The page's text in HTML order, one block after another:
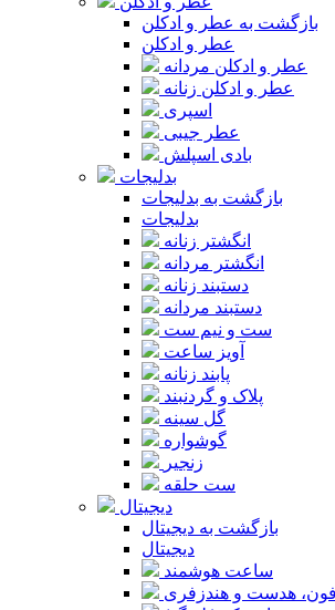
بازگشت به عطر و ادکلن
عطر و ادکلن
عطر و ادکلن مردانه
عطر و ادکلن زنانه
اسپری
عطر جیبی
بادی اسپلش
بدلیجات
بازگشت به بدلیجات
بدلیجات
انگشتر زنانه
انگشتر مردانه
دستبند زنانه
دستبند مردانه
ست و نیم ست
آویز ساعت
پابند زنانه
پلاک و گردنبند
گل سینه
گوشواره
زنجیر
ست حلقه
دیجیتال
بازگشت به دیجیتال
دیجیتال
ساعت هوشمند
هدست و هندزفری